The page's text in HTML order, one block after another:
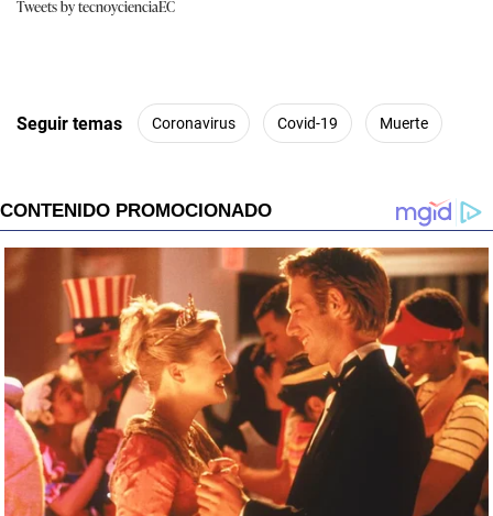
Tweets by tecnoycienciaEC
Seguir temas Coronavirus Covid-19 Muerte